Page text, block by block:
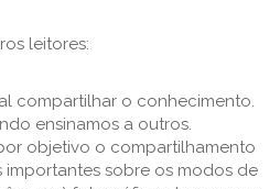
leitores:
compartilhar o conhecimento.
ensinamos a outros.
objetivo o compartilhamento
importantes sobre os modos de